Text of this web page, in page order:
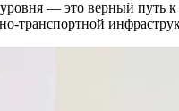
уровня — это верный путь
транспортной